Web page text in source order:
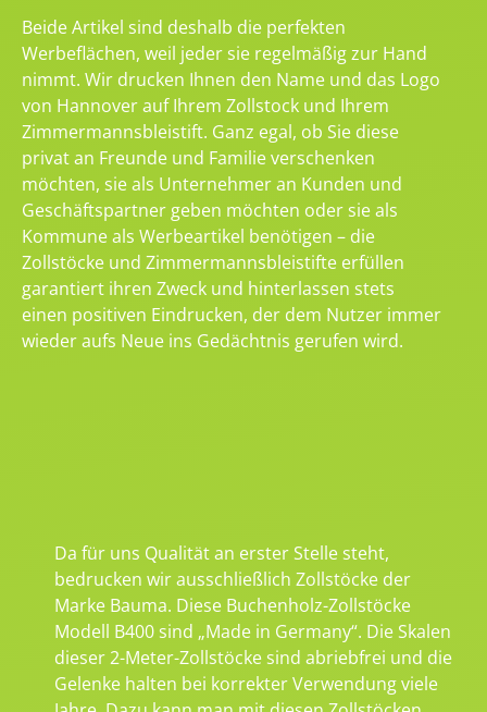
Beide Artikel sind deshalb die perfekten
Werbeflächen, weil jeder sie regelmäßig zur Hand
nimmt. Wir drucken Ihnen den Name und das Logo
von Hannover auf Ihrem Zollstock und Ihrem
Zimmermannsbleistift. Ganz egal, ob Sie diese
privat an Freunde und Familie verschenken
möchten, sie als Unternehmer an Kunden und
Geschäftspartner geben möchten oder sie als
Kommune als Werbeartikel benötigen – die
Zollstöcke und Zimmermannsbleistifte erfüllen
garantiert ihren Zweck und hinterlassen stets
einen positiven Eindrucken, der dem Nutzer immer
wieder aufs Neue ins Gedächtnis gerufen wird.
Da für uns Qualität an erster Stelle steht,
bedrucken wir ausschließlich Zollstöcke der
Marke Bauma. Diese Buchenholz-Zollstöcke
Modell B400 sind „Made in Germany“. Die Skalen
dieser 2-Meter-Zollstöcke sind abriebfrei und die
Gelenke halten bei korrekter Verwendung viele